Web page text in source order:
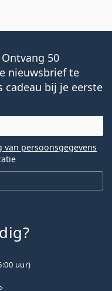
50
nieuwsbrief te
cadeau bij je eerste
van persoonsgegevens
uur)